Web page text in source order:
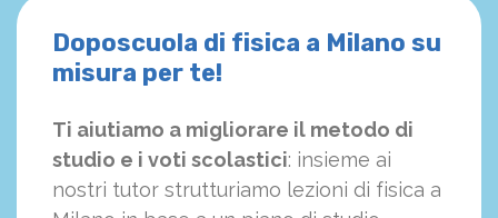
Doposcuola di fisica a Milano su
misura per te!
Ti aiutiamo a migliorare il metodo di
studio e i voti scolastici: insieme ai
nostri tutor strutturiamo lezioni di fisica a